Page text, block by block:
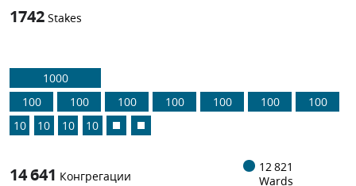
1742 Stakes
1000
100
100 100 100 100 100
100
10
10 10 10
14 641 Конгрегации
12 821
Wards